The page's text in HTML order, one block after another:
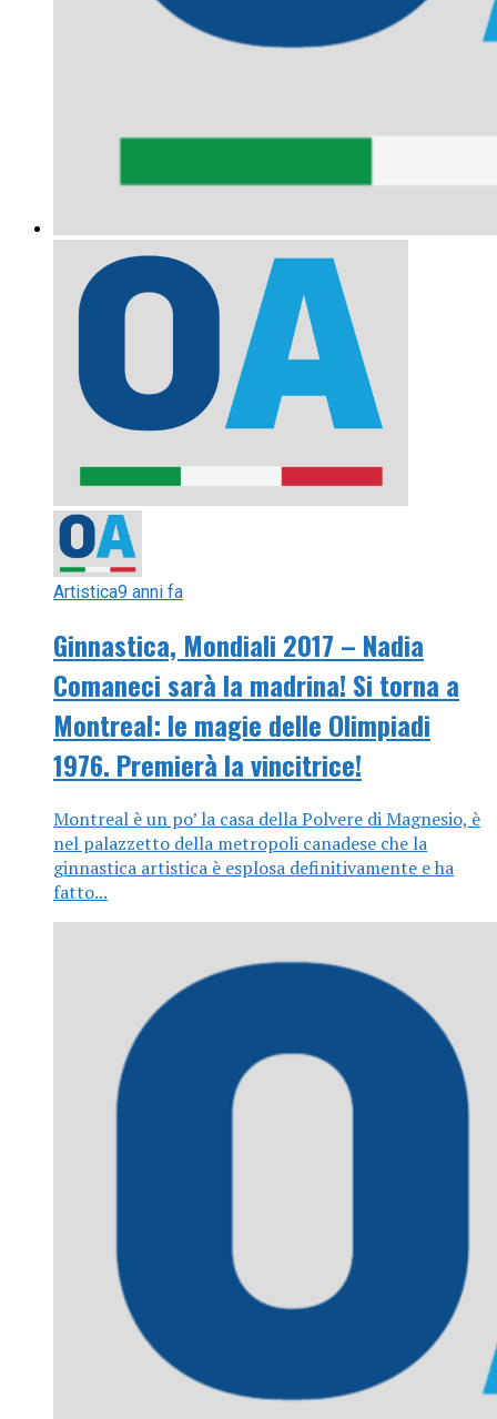
Artistica9 anni fa
Ginnastica, Mondiali 2017 – Nadia
Comaneci sarà la madrina! Si torna a
Montreal: le magie delle Olimpiadi
1976. Premierà la vincitrice!
Montreal è un po’ la casa della Polvere di Magnesio, è
nel palazzetto della metropoli canadese che la
ginnastica artistica è esplosa definitivamente e ha
fatto...